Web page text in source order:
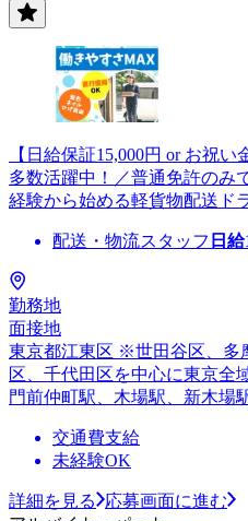
【日給保証15,000円 or お祝
多数活躍中！／普通免許のみ
経験から始める軽貨物配送ド
配送・物流スタッフ 日給
勤務地
面接地
東京都江東区 ※世田谷区、多
区、千代田区を中心に東京全
門前仲町駅、木場駅、新木場
交通費支給
未経験OK
詳細を見る
応募画面に進む